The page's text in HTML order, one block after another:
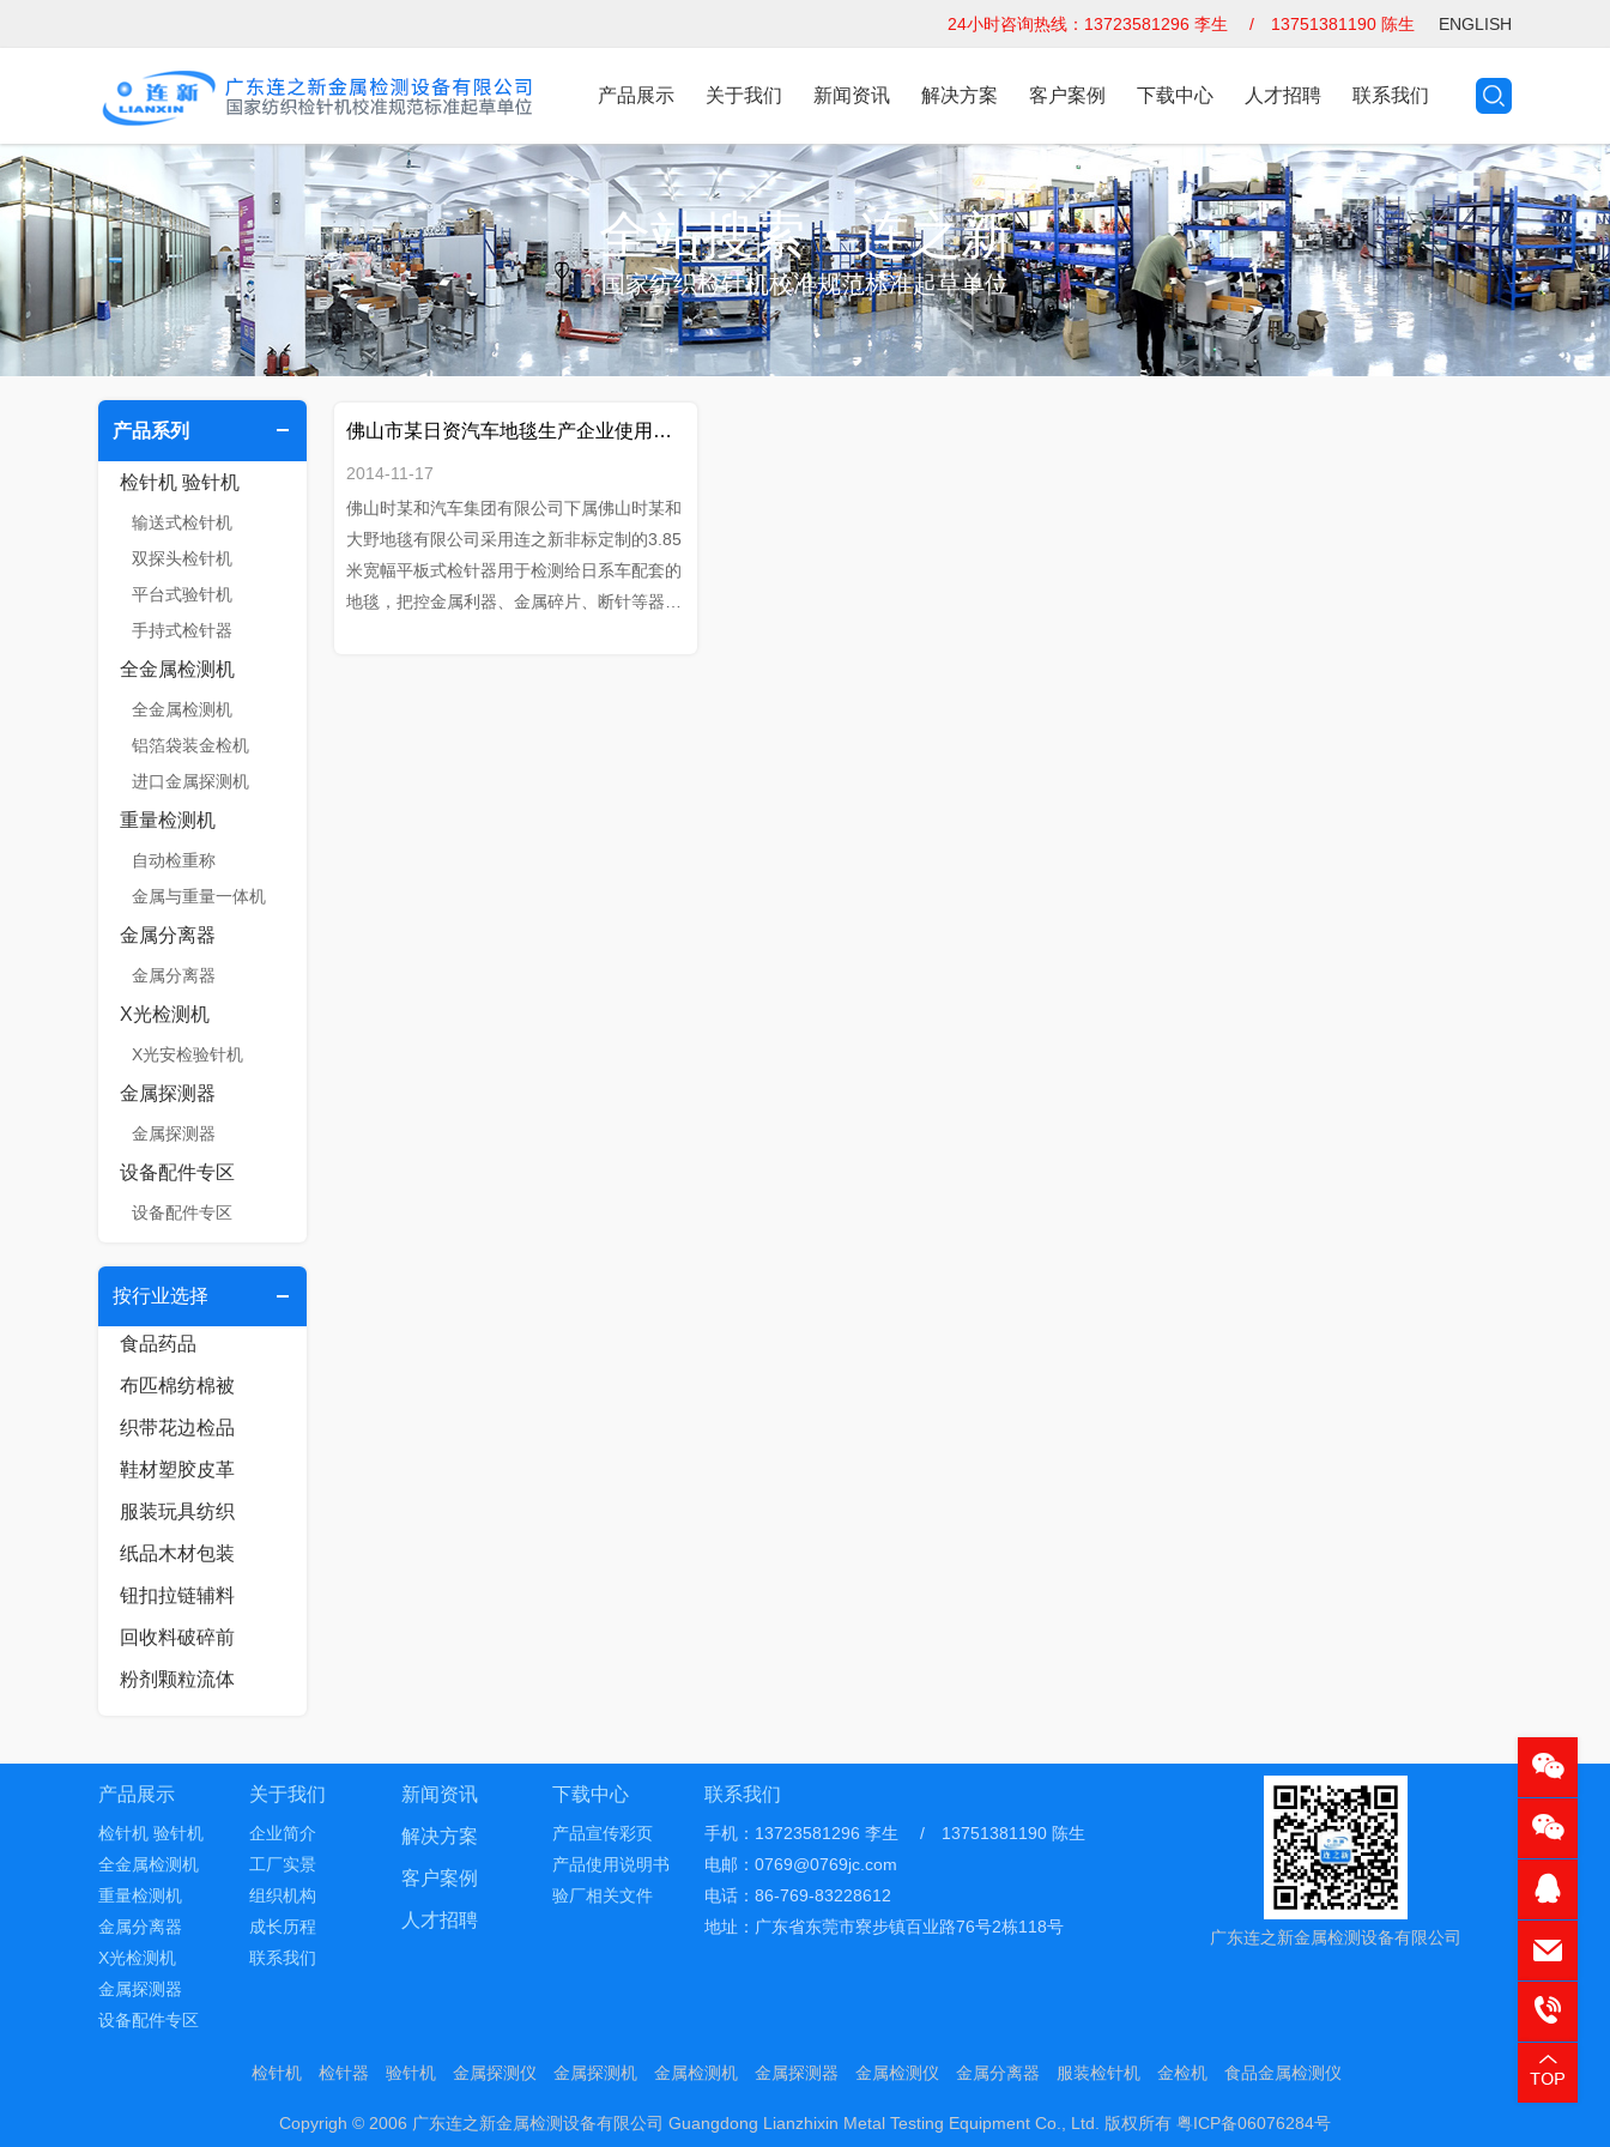
24小时咨询热线：13723581296 李生 / 13751381190 陈生 ENGLISH
产品展示 关于我们 新闻资讯 解决方案 客户案例 下载中心 人才招聘 联系我们
全站搜索●连之新
国家纺织检针机校准规范标准起草单位
产品系列
检针机 验针机
输送式检针机
双探头检针机
平台式验针机
手持式检针器
全金属检测机
全金属检测机
铝箔袋装金检机
进口金属探测机
重量检测机
自动检重称
金属与重量一体机
金属分离器
金属分离器
X光检测机
X光安检验针机
金属探测器
金属探测器
设备配件专区
设备配件专区
按行业选择
食品药品
布匹棉纺棉被
织带花边检品
鞋材塑胶皮革
服装玩具纺织
纸品木材包装
钮扣拉链辅料
回收料破碎前
粉剂颗粒流体
佛山市某日资汽车地毯生产企业使用我宽幅平台式检针器
2014-11-17
佛山时某和汽车集团有限公司下属佛山时某和
大野地毯有限公司采用连之新非标定制的3.85
米宽幅平板式检针器用于检测给日系车配套的
地毯，把控金属利器、金属碎片、断针等器
产品展示
检针机 验针机
全金属检测机
重量检测机
金属分离器
X光检测机
金属探测器
设备配件专区
关于我们
企业简介
工厂实景
组织机构
成长历程
联系我们
新闻资讯
解决方案
客户案例
人才招聘
下载中心
产品宣传彩页
产品使用说明书
验厂相关文件
联系我们
手机：13723581296 李生 / 13751381190 陈生
电邮：0769@0769jc.com
电话：86-769-83228612
地址：广东省东莞市寮步镇百业路76号2栋118号
广东连之新金属检测设备有限公司
检针机 检针器 验针机 金属探测仪 金属探测机 金属检测机 金属探测器 金属检测仪 金属分离器 服装检针机 金检机 食品金属检测仪
Copyrigh © 2006 广东连之新金属检测设备有限公司 Guangdong Lianzhixin Metal Testing Equipment Co., Ltd. 版权所有 粤ICP备06076284号
在线微
在线微
QQ客服